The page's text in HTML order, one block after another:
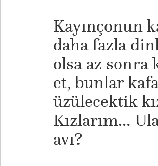
Kayınçonun
daha fazla
olsa az sonra
et, bunlar
üzülecektik
Kızlarım…
avı?